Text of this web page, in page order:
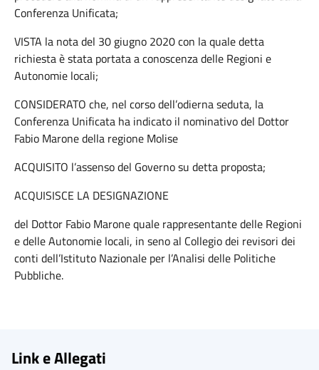
Conferenza Unificata;
VISTA la nota del 30 giugno 2020 con la quale detta
richiesta è stata portata a conoscenza delle Regioni e
Autonomie locali;
CONSIDERATO che, nel corso dell’odierna seduta, la
Conferenza Unificata ha indicato il nominativo del Dottor
Fabio Marone della regione Molise
ACQUISITO l’assenso del Governo su detta proposta;
ACQUISISCE LA DESIGNAZIONE
del Dottor Fabio Marone quale rappresentante delle Regioni
e delle Autonomie locali, in seno al Collegio dei revisori dei
conti dell’Istituto Nazionale per l’Analisi delle Politiche
Pubbliche.
Link e Allegati